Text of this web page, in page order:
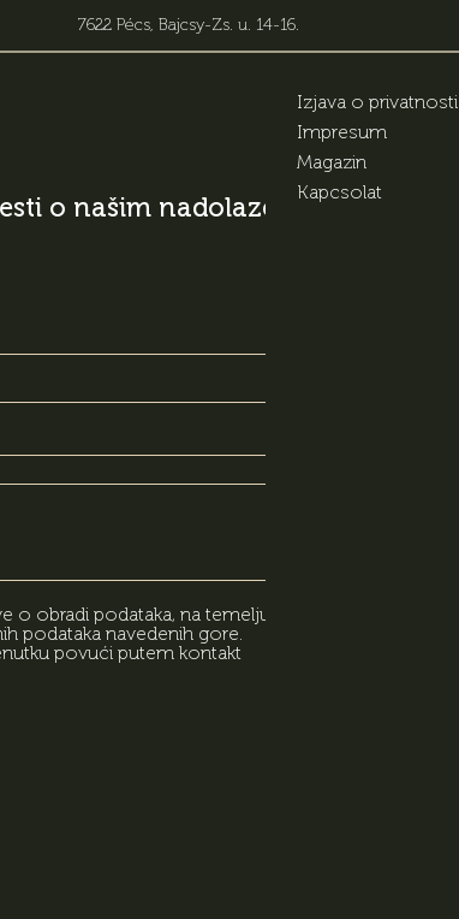
7622 Pécs, Bajcsy-Zs. u. 14-16.
o našim nadolazećim
o obradi podataka, na temelju
podataka navedenih gore.
povući putem kontakt
Izjava o privatnosti
Impresum
Magazin
Kapcsolat